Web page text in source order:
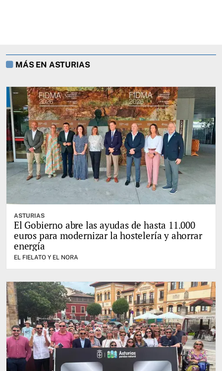
MÁS EN ASTURIAS
ASTURIAS
El Gobierno abre las ayudas de hasta 11.000
euros para modernizar la hostelería y ahorrar
energía
EL FIELATO Y EL NORA